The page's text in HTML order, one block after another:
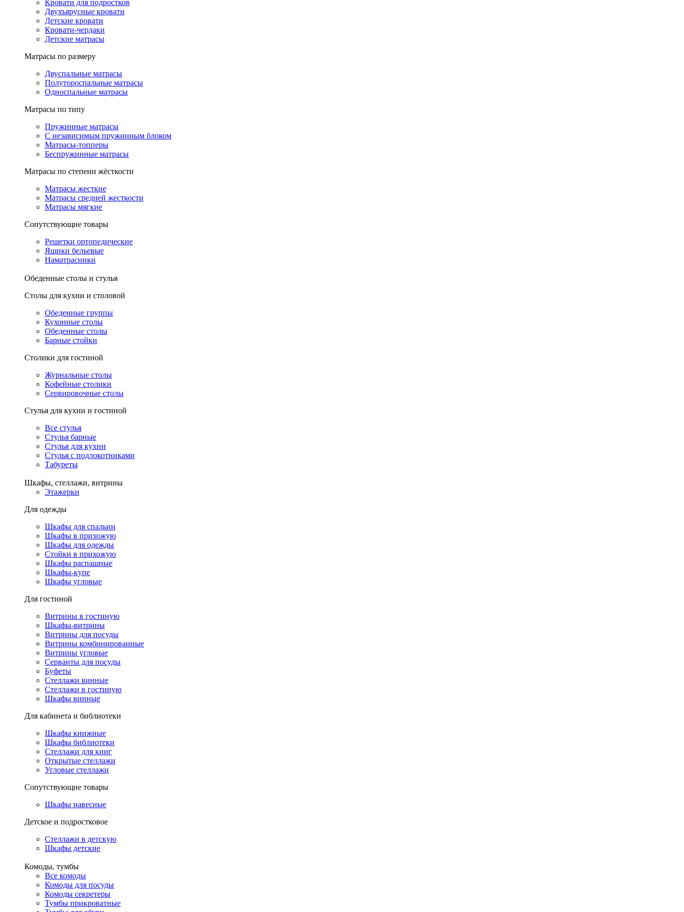
Кровати для подростков
Двухъярусные кровати
Детские кровати
Кровати-чердаки
Детские матрасы
Матрасы по размеру
Двуспальные матрасы
Полутороспальные матрасы
Односпальные матрасы
Матрасы по типу
Пружинные матрасы
С независимым пружинным блоком
Матрасы-топперы
Беспружинные матрасы
Матрасы по степени жёсткости
Матрасы жесткие
Матрасы средней жесткости
Матрасы мягкие
Сопутствующие товары
Решетки ортопедические
Ящики бельевые
Наматрасники
Обеденные столы и стулья
Столы для кухни и столовой
Обеденные группы
Кухонные столы
Обеденные столы
Барные стойки
Столики для гостиной
Журнальные столы
Кофейные столики
Сервировочные столы
Стулья для кухни и гостиной
Все стулья
Стулья барные
Стулья для кухни
Стулья с подлокотниками
Табуреты
Шкафы, стеллажи, витрины
Этажерки
Для одежды
Шкафы для спальни
Шкафы в прихожую
Шкафы для одежды
Стойки в прихожую
Шкафы распашные
Шкафы-купе
Шкафы угловые
Для гостиной
Витрины в гостиную
Шкафы-витрины
Витрины для посуды
Витрины комбинированные
Витрины угловые
Серванты для посуды
Буфеты
Стеллажи винные
Стеллажи в гостиную
Шкафы винные
Для кабинета и библиотеки
Шкафы книжные
Шкафы библиотеки
Стеллажи для книг
Открытые стеллажи
Угловые стеллажи
Сопутствующие товары
Шкафы навесные
Детское и подростковое
Стеллажи в детскую
Шкафы детские
Комоды, тумбы
Все комоды
Комоды для посуды
Комоды секретеры
Тумбы прикроватные